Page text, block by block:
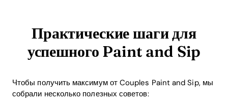
Практические шаги для
успешного Paint and Sip
Чтобы получить максимум от Couples Paint and Sip, мы
собрали несколько полезных советов: